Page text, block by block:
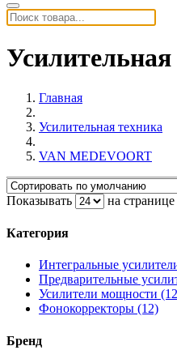
Главная
Усилительная техника
VAN MEDEVOORT
Показывать на странице
Категория
Интегральные
Предварительные
Усилители мощности
Фонокорректоры (12)
Бренд